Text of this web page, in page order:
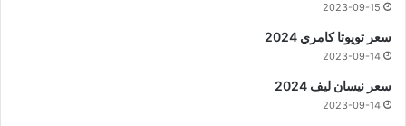
2023-09-15
سعر تويوتا كامري 2024
2023-09-14
سعر نيسان ليف 2024
2023-09-14